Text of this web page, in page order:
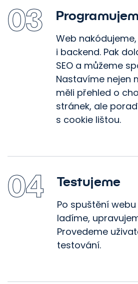
03
Web
i backend. Pak
SEO a můžeme
Nastavíme nejen
měli přehled o
stránek, ale
s cookie lištou.
04 Testujeme
Po spuštění
ladíme,
Provedeme
testování.